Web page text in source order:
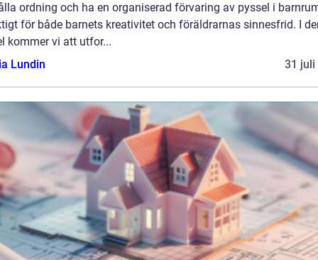
ordning och ha en organiserad förvaring av pyssel i
för både barnets kreativitet och föräldrarnas sinnesfrid. I
kommer vi att utfor...
Lundin
31 juli